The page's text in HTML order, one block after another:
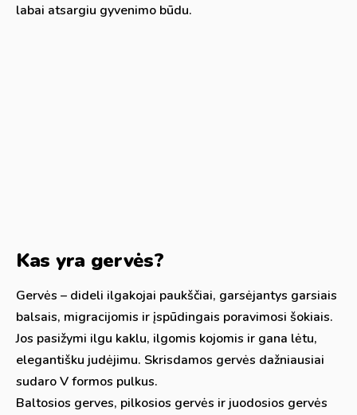
labai atsargiu gyvenimo būdu.
Kas yra gervės?
Gervės – dideli ilgakojai paukščiai, garsėjantys garsiais
balsais, migracijomis ir įspūdingais poravimosi šokiais.
Jos pasižymi ilgu kaklu, ilgomis kojomis ir gana lėtu,
elegantišku judėjimu. Skrisdamos gervės dažniausiai
sudaro V formos pulkus.
Baltosios gerves, pilkosios gervės ir juodosios gervės